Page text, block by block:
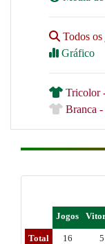
Todos os
Gráfico
Tricolor
Branca
Jogos
Total 16 5